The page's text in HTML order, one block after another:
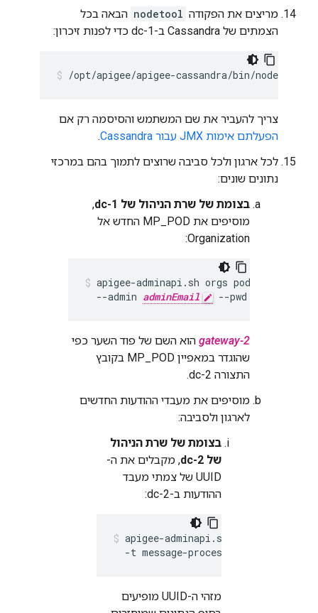
מריצים את הפקודה nodetool הבאה בכל
הצמתים של Cassandra ב-dc-1 כדי לפנות זיכרון:
/opt/apigee/apigee-cassandra/bin/nodetool
צריך להעביר את שם המשתמש והסיסמה רק אם
הפעלתם אימות JMX עבור Cassandra
.
לכל ארגון ולכל סביבה שרוצים לתמוך בהם במרכזי
נתונים שונים:
בצומת של שרת הניהול של dc-1
,
מוסיפים את MP_POD החדש אל
Organization:
apigee-adminapi.sh orgs pods add -o
  --admin
adminEmail --pwd
gateway-2 הוא השם של פוד השער כפי
שהוגדר במאפיין MP_POD בקובץ
התצורה dc-2.
מוסיפים את מעבדי ההודעות החדשים
לארגון ולסביבה:
בצומת של שרת הניהול
של dc-2
, מקבלים את ה-
UUID של צמתי מעבד
ההודעות ב-dc-2:
apigee-adminapi.sh servers list
  -t message-processor --admin
מזהי ה-UUID מופיעים